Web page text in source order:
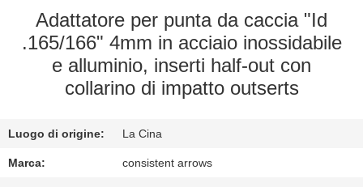
FABBRICA
CONTROLLO
CONTATTICI
Adattatore per punta da caccia "Id
.165/166" 4mm in acciaio inossidabile
e alluminio, inserti half-out con
collarino di impatto outserts
Luogo di origine: La Cina
Marca: consistent arrows